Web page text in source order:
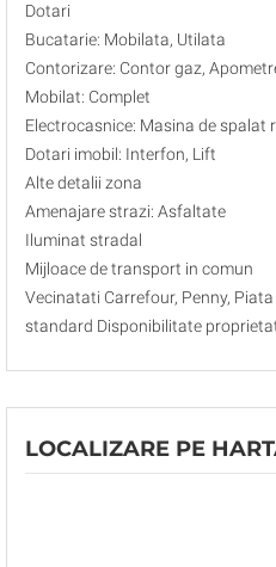
Dotari
Bucatarie: Mobilata, Utilata
Contorizare: Contor gaz,
Mobilat: Complet
Electrocasnice: Masina de spalat
Dotari imobil: Interfon, Lift
Alte detalii zona
Amenajare strazi: Asfaltate
Iluminat stradal
Mijloace de transport in comun
Vecinatati Carrefour, Penny,
standard Disponibilitate
LOCALIZARE PE